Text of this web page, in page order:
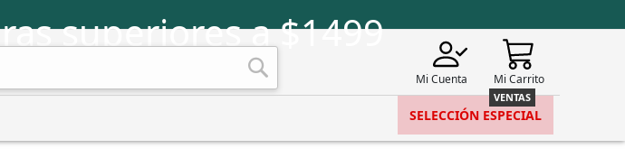
superiores a $1499
Buscar
Mi Cuenta Mi Carrito
SELECCIÓN ESPECIAL